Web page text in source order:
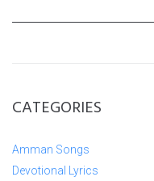
CATEGORIES
Amman Songs
Devotional Lyrics